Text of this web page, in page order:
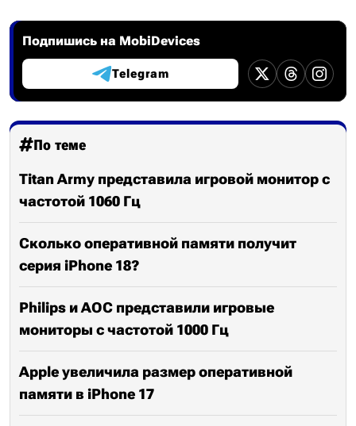
Подпишись на MobiDevices
Telegram
По теме
Titan Army представила игровой монитор с
частотой 1060 Гц
Сколько оперативной памяти получит
серия iPhone 18?
Philips и AOC представили игровые
мониторы с частотой 1000 Гц
Apple увеличила размер оперативной
памяти в iPhone 17